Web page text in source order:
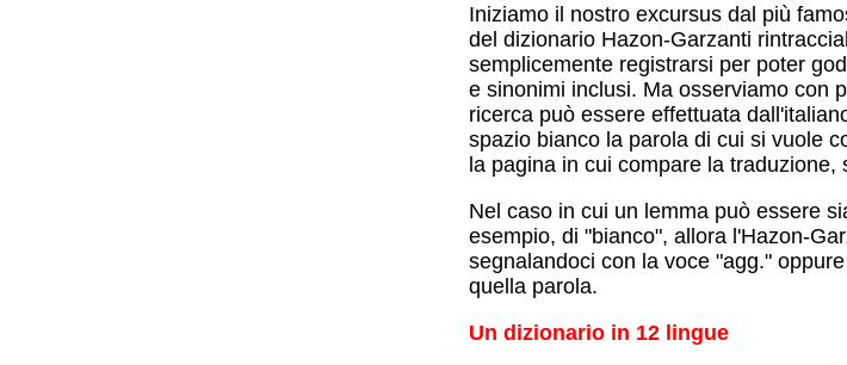
Iniziamo il nostro excursus dal più
del dizionario Hazon-Garzanti
semplicemente registrarsi per poter
e sinonimi inclusi. Ma osserviamo con
ricerca può essere effettuata
spazio bianco la parola di cui si vuole
la pagina in cui compare la
Nel caso in cui un lemma può essere
esempio, di "bianco", allora l'Hazon-
segnalandoci con la voce "agg."
quella parola.
Un dizionario in 12 lingue